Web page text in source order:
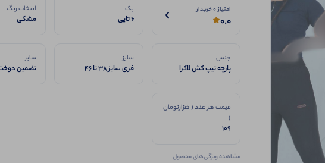
امتیاز 0 خریدار
0.0
پک
6 تایی
انتخاب رنگ
مشکی
جنس
پارچه تیپ کش لاکرا
سایز
فری سایز 38 تا 46
سایر
تضمین
قیمت هر عدد ( هزارتومان
)
109
مشاهده ویژگی‌های محصول